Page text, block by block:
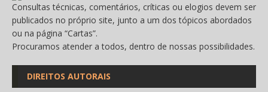
Consultas técnicas, comentários, críticas ou elogios devem ser
publicados no próprio site, junto a um dos tópicos abordados
ou na página “Cartas”.
Procuramos atender a todos, dentro de nossas possibilidades.
DIREITOS AUTORAIS